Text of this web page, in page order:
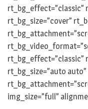
rt_bg_effect=”classic”
rt_bg_size=”cover”
rt_bg_effect=”classic”
rt_bg_size=”auto
img_size=”full”